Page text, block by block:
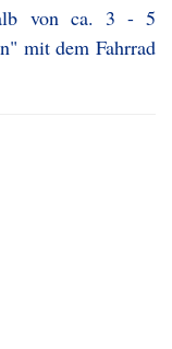
von ca. 3 - 5
mit dem Fahrrad